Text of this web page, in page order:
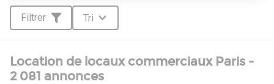
Filtrer Tri
Location de locaux commerciaux Paris -
2 081 annonces